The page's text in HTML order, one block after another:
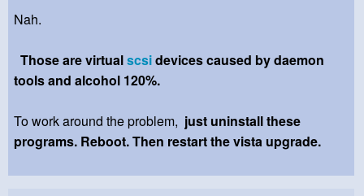
Nah.
Those are virtualscsidevices caused by daemon
tools and alcohol 120%.
To work around the problem, just uninstall these
programs. Reboot. Then restart the vista upgrade.